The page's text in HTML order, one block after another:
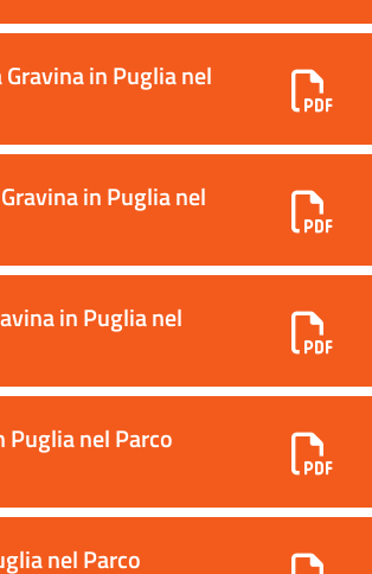
Gravina in Puglia nel
in Puglia nel
in Puglia nel
Puglia nel Parco
nel Parco